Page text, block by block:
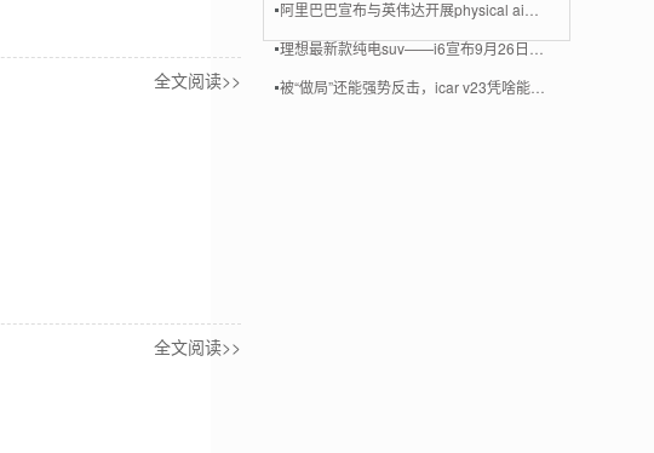
全文阅读>>
全文阅读>>
理想最新款纯电suv——i6宣布9月26日上市